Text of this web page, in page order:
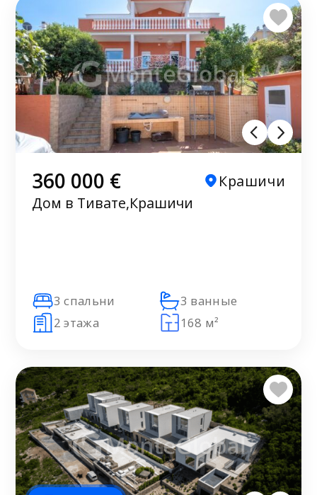
360 000 €
Крашичи
Дом в Тивате,Крашичи
3 спальни
3 ванные
2 этажа
168 м²